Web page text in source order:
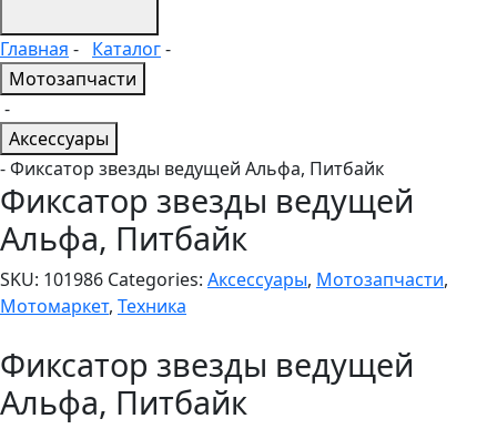
Главная - Каталог-
Мотозапчасти
-
Аксессуары
- Фиксатор звезды ведущей Альфа, Питбайк
Фиксатор звезды ведущей
Альфа, Питбайк
SKU: 101986 Categories: Аксессуары, Мотозапчасти,
Мотомаркет, Техника
Фиксатор звезды ведущей
Альфа, Питбайк